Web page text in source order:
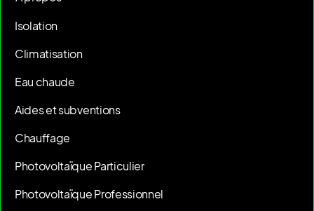
Isolation
Climatisation
Eau chaude
Aides et subventions
Chauffage
Photovoltaïque Particulier
Photovoltaïque Professionnel